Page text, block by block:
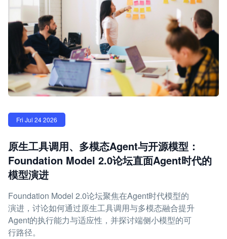
Fri Jul 24 2026
原生工具调用、多模态Agent与开源模型：
Foundation Model 2.0论坛直面Agent时代的
模型演进
Foundation Model 2.0论坛聚焦在Agent时代模型的
演进，讨论如何通过原生工具调用与多模态融合提升
Agent的执行能力与适应性，并探讨端侧小模型的可
行路径。